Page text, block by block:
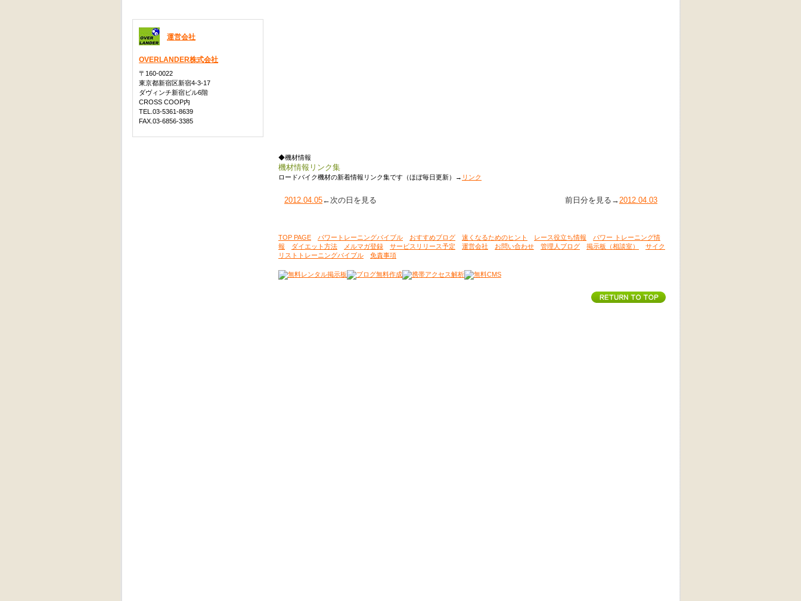
◆機材情報
機材情報リンク集
ロードバイク機材の新着情報リンク集です（ほぼ毎日更新）→ リンク
2012.04.05←次の日を見る 前日分を見る→2012.04.03
TOP PAGE パワートレーニングバイブル おすすめブログ 速くなるためのヒント レース役立ち情報
パワー トレーニング情
報
ダイエット方法 メルマガ登録 サービスリリース予定 運営会社 お問い合わせ 管理人ブログ 掲示板（相談室）
サイク
リストトレーニングバイブル
免責事項
運営会社
OVERLANDER株式会社
〒160-0022
東京都新宿区新宿4-3-17
ダヴィンチ新宿ビル6階
CROSS COOP内
TEL.03-5361-8639
FAX.03-6856-3385